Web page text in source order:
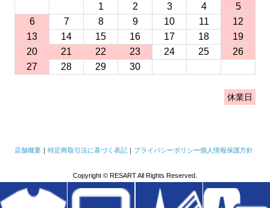
1
2 3 4
5
6
7 8 9 10 11
12
13
14 15 16 17 18
19
20
21 22 23 24 25
26
27
28 29 30
休業日
店舗概要 ｜ 特定商取引法に基づく表記 ｜ プライバシーポリシー個人情報保護方針
Copyright © RESART All Rights Reserved.